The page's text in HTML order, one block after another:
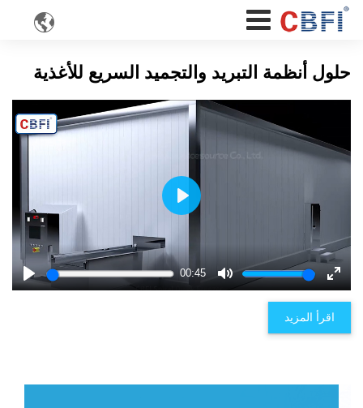

حلول أنظمة التبريد والتجميد السريع للأغذية
Play
00:45
Mute
Enter
Play
اقرأ المزيد